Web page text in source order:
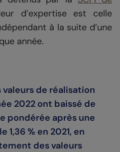
d’expertise est celle
à la suite d’une
année.
valeurs de réalisation
2022 ont baissé de
pondérée après une
1,36 % en 2021, en
des valeurs